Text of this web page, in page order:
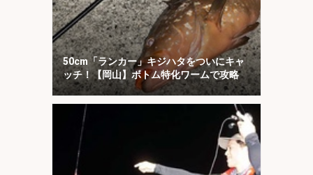
50cm「ランカー」キジハタをついにキャ
ッチ！【岡山】ボトム特化ワームで攻略